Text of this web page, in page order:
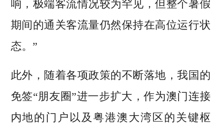
响，极端客流情况较为罕见，但整个暑假
期间的通关客流量仍然保持在高位运行状
态。”
此外，随着各项政策的不断落地，我国的
免签“朋友圈”进一步扩大，作为澳门连接
内地的门户以及粤港澳大湾区的关键枢